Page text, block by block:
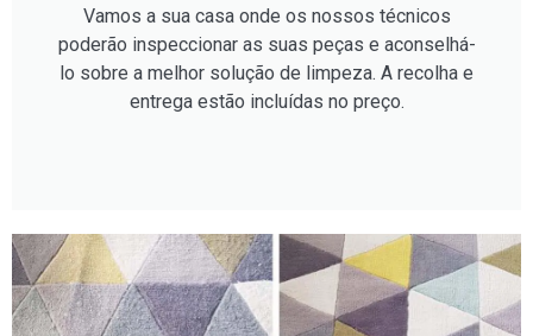
Vamos a sua casa onde os nossos técnicos
poderão inspeccionar as suas peças e aconselhá-
lo sobre a melhor solução de limpeza. A recolha e
entrega estão incluídas no preço.